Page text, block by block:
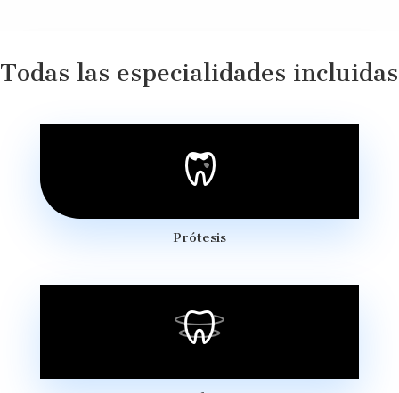
Todas las especialidades incluidas
Prótesis